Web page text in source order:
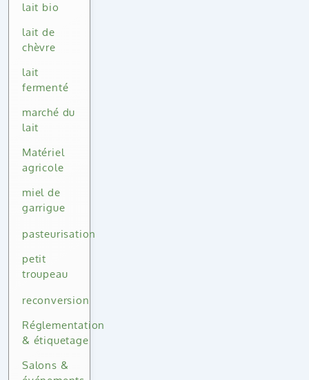
lait bio
lait de
chèvre
lait
fermenté
marché du
lait
Matériel
agricole
miel de
garrigue
pasteurisation
petit
troupeau
reconversion
Réglementation
& étiquetage
Salons &